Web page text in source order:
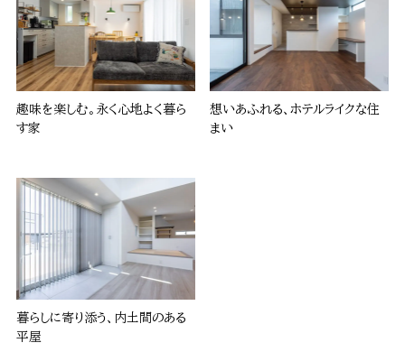
趣味を楽しむ。永く心地よく暮ら
す家
想いあふれる、ホテルライクな住
まい
暮らしに寄り添う、内土間のある
平屋